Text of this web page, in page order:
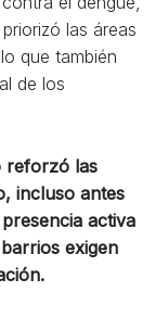
las áreas
que también
de los
reforzó las
incluso antes
activa
exigen